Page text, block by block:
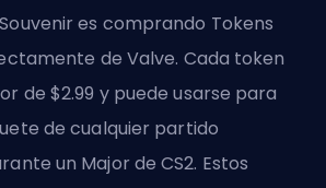
es comprando Tokens
de Valve. Cada token
de $2.99 y puede usarse para
de cualquier partido
un Major de CS2. Estos